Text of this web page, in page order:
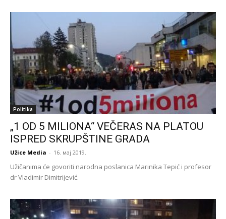
Politika
„1 OD 5 MILIONA“ VEČERAS NA PLATOU
ISPRED SKRUPŠTINE GRADA
Užice Media - 16. мај 2019.
Užičanima će govoriti narodna poslanica Marinika Tepić i profesor
dr Vladimir Dimitrijević.